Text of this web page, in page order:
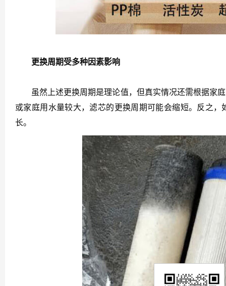
更换周期受多种因素影响
虽然上述更换周期是理论值，但真实情况还需根据家庭
或家庭用水量较大，滤芯的更换周期可能会缩短。反之
长。